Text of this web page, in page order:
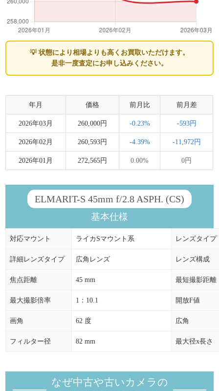
💡 状態により相場よりも高くお買取いただけます。
是非一度査定にお申し込みください。
年月 価格 前月比 前月差
2026年03月 260,000円 -0.23% -593円
2026年02月 260,593円 -4.39% -11,972円
2026年01月 272,565円 0.00% 0円
ELMARIT-S 45mm f/2.8 ASPH. (CS)
基本仕様
対応マウント ライカSマウント系 レンズタイプ
詳細レンズタイプ 広角レンズ レンズ構成
焦点距離 45 mm 最短撮影距離
最大撮影倍率 1：10.1 開放F値
画角 62 度 広角
フィルター径 82 mm 最大径x長さ
なぜ中古や古いカメラの